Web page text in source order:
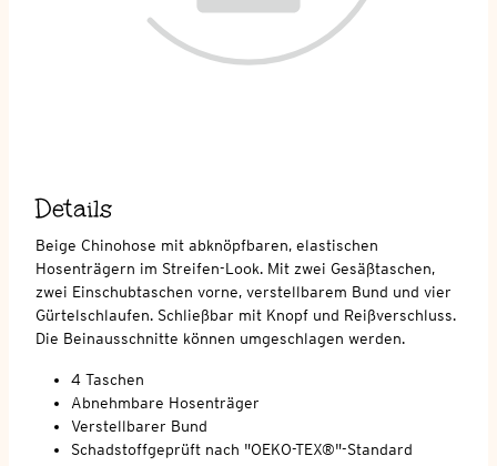
Details
Beige Chinohose mit abknöpfbaren, elastischen
Hosenträgern im Streifen-Look. Mit zwei Gesäßtaschen,
zwei Einschubtaschen vorne, verstellbarem Bund und vier
Gürtelschlaufen. Schließbar mit Knopf und Reißverschluss.
Die Beinausschnitte können umgeschlagen werden.
4 Taschen
Abnehmbare Hosenträger
Verstellbarer Bund
Schadstoffgeprüft nach "OEKO-TEX®"-Standard